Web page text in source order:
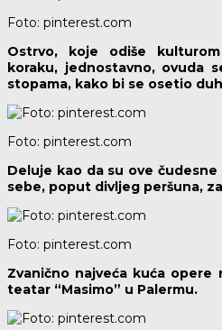
Foto: pinterest.com
Ostrvo, koje odiše
koraku, jednostavno, ovuda
stopama, kako bi se osetio
Foto: pinterest.com
Deluje kao da su ove
sebe, poput divljeg peršuna,
Foto: pinterest.com
Zvanično najveća kuća
teatar “Masimo” u Palermu.